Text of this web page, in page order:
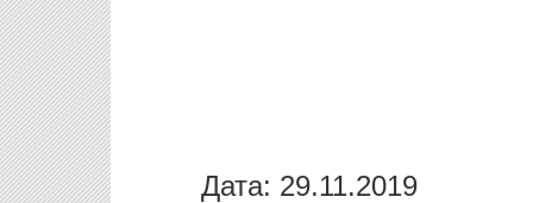
Дата: 29.11.2019